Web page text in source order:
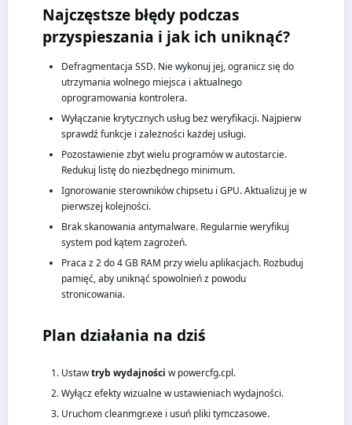
Najczęstsze błędy podczas
przyspieszania i jak ich uniknąć?
Defragmentacja SSD. Nie wykonuj jej, ogranicz się do
utrzymania wolnego miejsca i aktualnego
oprogramowania kontrolera.
Wyłączanie krytycznych usług bez weryfikacji. Najpierw
sprawdź funkcje i zależności każdej usługi.
Pozostawienie zbyt wielu programów w autostarcie.
Redukuj listę do niezbędnego minimum.
Ignorowanie sterowników chipsetu i GPU. Aktualizuj je w
pierwszej kolejności.
Brak skanowania antymalware. Regularnie weryfikuj
system pod kątem zagrożeń.
Praca z 2 do 4 GB RAM przy wielu aplikacjach. Rozbuduj
pamięć, aby uniknąć spowolnień z powodu
stronicowania.
Plan działania na dziś
Ustawtryb wydajności w powercfg.cpl.
Wyłącz efekty wizualne w ustawieniach wydajności.
Uruchom cleanmgr.exe i usuń pliki tymczasowe.